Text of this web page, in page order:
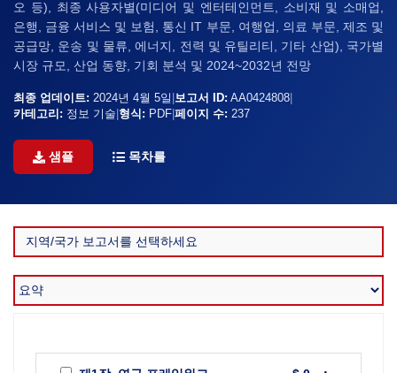
오 등), 최종 사용자별(미디어 및 엔터테인먼트, 소비재 및 소매업,
은행, 금융 서비스 및 보험, 통신 IT 부문, 여행업, 의료 부문, 제조 및
공급망, 운송 및 물류, 에너지, 전력 및 유틸리티, 기타 산업), 국가별
시장 규모, 산업 동향, 기회 분석 및 2024~2032년 전망
최종 업데이트: 2024년 4월 5일 보고서 ID: AA0424808
카테고리: 정보 기술 형식: PDF 페이지 수: 237
샘플 목차를